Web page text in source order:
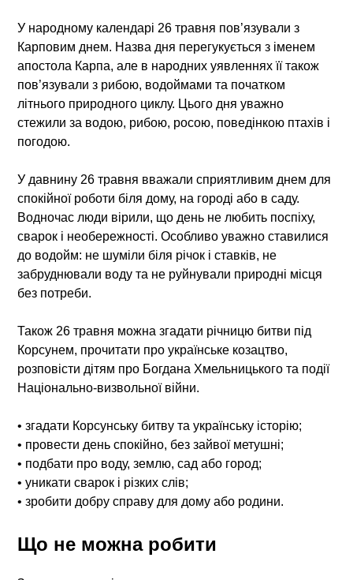
У народному календарі 26 травня пов’язували з
Карповим днем. Назва дня перегукується з іменем
апостола Карпа, але в народних уявленнях її також
пов’язували з рибою, водоймами та початком
літнього природного циклу. Цього дня уважно
стежили за водою, рибою, росою, поведінкою птахів і
погодою.
У давнину 26 травня вважали сприятливим днем для
спокійної роботи біля дому, на городі або в саду.
Водночас люди вірили, що день не любить поспіху,
сварок і необережності. Особливо уважно ставилися
до водойм: не шуміли біля річок і ставків, не
забруднювали воду та не руйнували природні місця
без потреби.
Також 26 травня можна згадати річницю битви під
Корсунем, прочитати про українське козацтво,
розповісти дітям про Богдана Хмельницького та події
Національно-визвольної війни.
• згадати Корсунську битву та українську історію;
• провести день спокійно, без зайвої метушні;
• подбати про воду, землю, сад або город;
• уникати сварок і різких слів;
• зробити добру справу для дому або родини.
Що не можна робити